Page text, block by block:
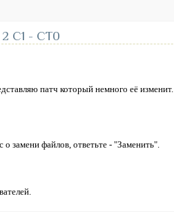
С1 - CT0
патч который немного её изменит.
замени файлов, ответьте - "Заменить".